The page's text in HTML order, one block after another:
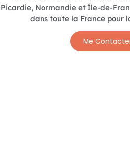
Picardie, Normandie et Île-de-
dans toute la France pour
Me